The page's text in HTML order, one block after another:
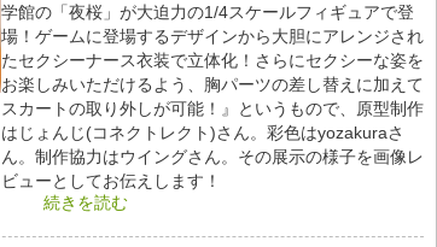
学館の「夜桜」が大迫力の1/4スケールフィギュアで登
場！ゲームに登場するデザインから大胆にアレンジされ
たセクシーナース衣装で立体化！さらにセクシーな姿を
お楽しみいただけるよう、胸パーツの差し替えに加えて
スカートの取り外しが可能！』というもので、原型制作
はじょんじ(コネクトレクト)さん。彩色はyozakuraさ
ん。制作協力はウイングさん。その展示の様子を画像レ
ビューとしてお伝えします！
続きを読む